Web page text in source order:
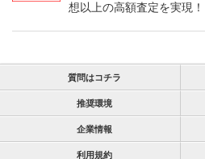
想以上の高額査定を実現！
質問はコチラ
推奨環境
企業情報
利用規約